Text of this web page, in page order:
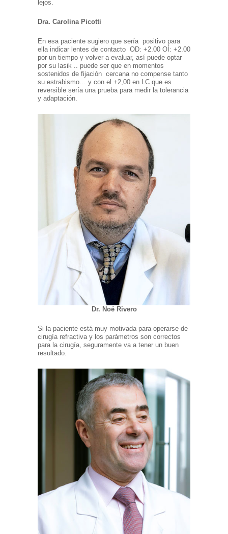
lejos.
Dra. Carolina Picotti
En esa paciente sugiero que sería positivo para
ella indicar lentes de contacto OD: +2.00 OÍ: +2.00
por un tiempo y volver a evaluar, así puede optar
por su lasik .. puede ser que en momentos
sostenidos de fijación cercana no compense tanto
su estrabismo… y con el +2,00 en LC que es
reversible sería una prueba para medir la tolerancia
y adaptación.
Dr. Noé Rivero
Si la paciente está muy motivada para operarse de
cirugía refractiva y los parámetros son correctos
para la cirugía, seguramente va a tener un buen
resultado.